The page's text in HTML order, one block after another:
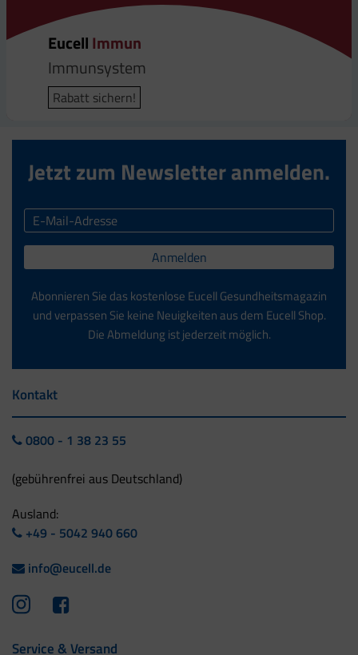
EucellImmun
Immunsystem
Rabatt sichern!
Jetzt zum Newsletter anmelden.
Anmelden
Abonnieren Sie das kostenlose Eucell Gesundheitsmagazin
und verpassen Sie keine Neuigkeiten aus dem Eucell Shop.
Die Abmeldung ist jederzeit möglich.
Kontakt
0800 - 1 38 23 55
(gebührenfrei aus Deutschland)
Ausland:
+49 - 5042 940 660
info@eucell.de
Service & Versand